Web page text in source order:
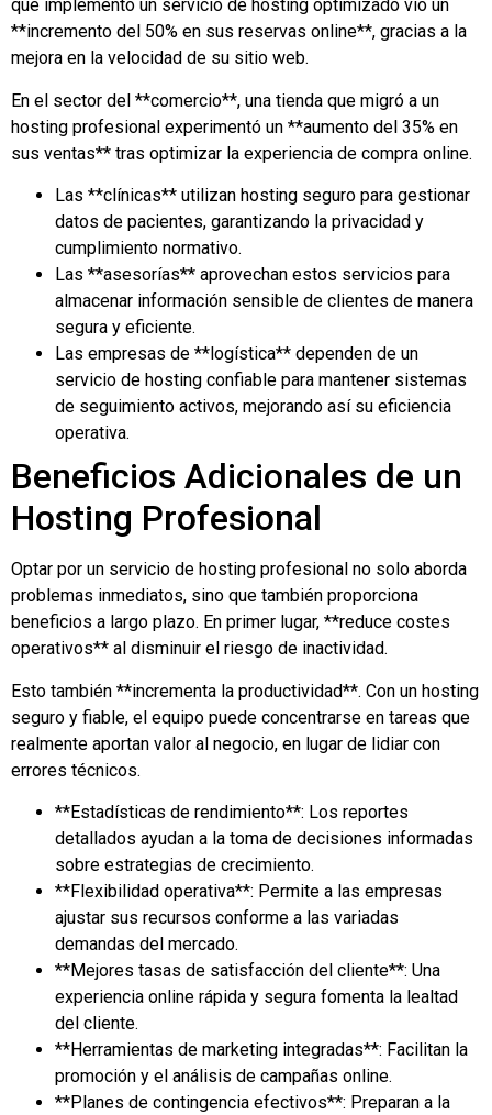
que implementó un servicio de hosting optimizado vio un
**incremento del 50% en sus reservas online**, gracias a la
mejora en la velocidad de su sitio web.
En el sector del **comercio**, una tienda que migró a un
hosting profesional experimentó un **aumento del 35% en
sus ventas** tras optimizar la experiencia de compra online.
Las **clínicas** utilizan hosting seguro para gestionar
datos de pacientes, garantizando la privacidad y
cumplimiento normativo.
Las **asesorías** aprovechan estos servicios para
almacenar información sensible de clientes de manera
segura y eficiente.
Las empresas de **logística** dependen de un
servicio de hosting confiable para mantener sistemas
de seguimiento activos, mejorando así su eficiencia
operativa.
Beneficios Adicionales de un
Hosting Profesional
Optar por un servicio de hosting profesional no solo aborda
problemas inmediatos, sino que también proporciona
beneficios a largo plazo. En primer lugar, **reduce costes
operativos** al disminuir el riesgo de inactividad.
Esto también **incrementa la productividad**. Con un hosting
seguro y fiable, el equipo puede concentrarse en tareas que
realmente aportan valor al negocio, en lugar de lidiar con
errores técnicos.
**Estadísticas de rendimiento**: Los reportes
detallados ayudan a la toma de decisiones informadas
sobre estrategias de crecimiento.
**Flexibilidad operativa**: Permite a las empresas
ajustar sus recursos conforme a las variadas
demandas del mercado.
**Mejores tasas de satisfacción del cliente**: Una
experiencia online rápida y segura fomenta la lealtad
del cliente.
**Herramientas de marketing integradas**: Facilitan la
promoción y el análisis de campañas online.
**Planes de contingencia efectivos**: Preparan a la